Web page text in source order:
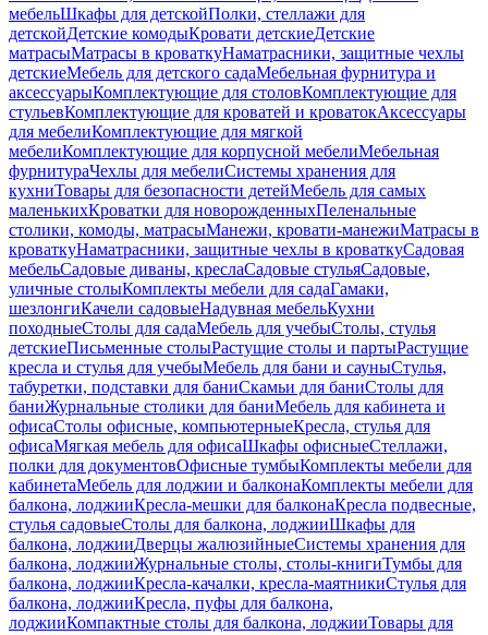
мебельШкафы для детскойПолки, стеллажи для
детскойДетские комодыКровати детскиеДетские
матрасыМатрасы в кроваткуНаматрасники, защитные чехлы
детскиеМебель для детского садаМебельная фурнитура и
аксессуарыКомплектующие для столовКомплектующие для
стульевКомплектующие для кроватей и кроватокАксессуары
для мебелиКомплектующие для мягкой
мебелиКомплектующие для корпусной мебелиМебельная
фурнитураЧехлы для мебелиСистемы хранения для
кухниТовары для безопасности детейМебель для самых
маленькихКроватки для новорожденныхПеленальные
столики, комоды, матрасыМанежи, кровати-манежиМатрасы в
кроваткуНаматрасники, защитные чехлы в кроваткуСадовая
мебельСадовые диваны, креслаСадовые стульяСадовые,
уличные столыКомплекты мебели для садаГамаки,
шезлонгиКачели садовыеНадувная мебельКухни
походныеСтолы для садаМебель для учебыСтолы, стулья
детскиеПисьменные столыРастущие столы и партыРастущие
кресла и стулья для учебыМебель для бани и сауныСтулья,
табуретки, подставки для баниСкамьи для баниСтолы для
баниЖурнальные столики для баниМебель для кабинета и
офисаСтолы офисные, компьютерныеКресла, стулья для
офисаМягкая мебель для офисаШкафы офисныеСтеллажи,
полки для документовОфисные тумбыКомплекты мебели для
кабинетаМебель для лоджии и балконаКомплекты мебели для
балкона, лоджииКресла-мешки для балконаКресла подвесные,
стулья садовыеСтолы для балкона, лоджииШкафы для
балкона, лоджииДверцы жалюзийныеСистемы хранения для
балкона, лоджииЖурнальные столы, столы-книгиТумбы для
балкона, лоджииКресла-качалки, кресла-маятникиСтулья для
балкона, лоджииКресла, пуфы для балкона,
лоджииКомпактные столы для балкона, лоджииТовары для